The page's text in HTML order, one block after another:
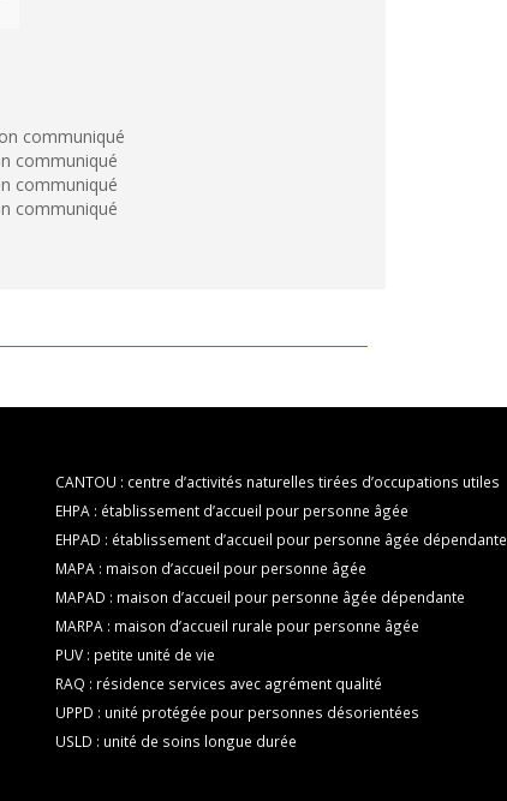
communiqué
communiqué
communiqué
communiqué
CANTOU : centre d’activités naturelles tirées d’occupations utiles
EHPA : établissement d’accueil pour personne âgée
EHPAD : établissement d’accueil pour personne âgée dépendante
MAPA : maison d’accueil pour personne âgée
MAPAD : maison d’accueil pour personne âgée dépendante
MARPA : maison d’accueil rurale pour personne âgée
PUV : petite unité de vie
RAQ : résidence services avec agrément qualité
UPPD : unité protégée pour personnes désorientées
USLD : unité de soins longue durée